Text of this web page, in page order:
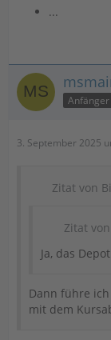
...
Anfänger
3. September 2025
Zitat von
Zitat
Ja, das
Dann führe
mit dem